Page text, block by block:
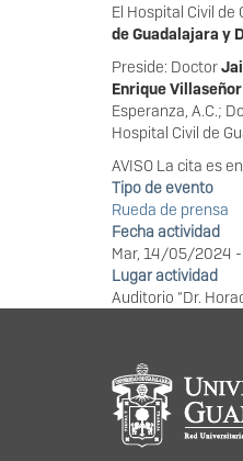
El Hospital Civil
de Guadalajara y
Preside: Doctor
Enrique
Esperanza, A.C.;
Hospital Civil de
AVISO La cita es
Tipo de evento
Rueda de prensa
Fecha actividad
Mar, 14/05/2024
Lugar actividad
Auditorio “Dr.